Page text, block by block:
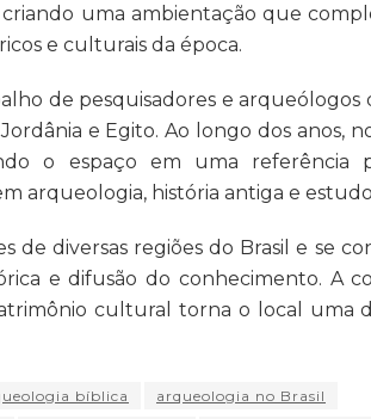
uma ambientação que
e culturais da época.
de pesquisadores e arqueólogos
e Egito. Ao longo dos anos,
o espaço em uma referência
arqueologia, história antiga e
diversas regiões do Brasil e se
e difusão do conhecimento. A
cultural torna o local uma
bíblica
arqueologia no Brasil